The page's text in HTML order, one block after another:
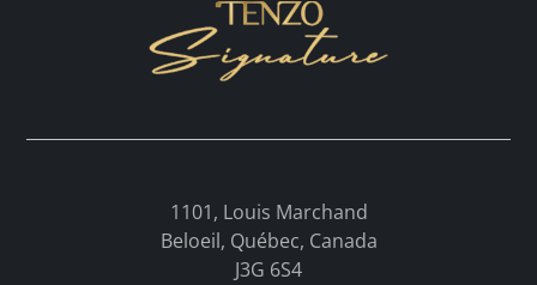
1101, Louis Marchand
Beloeil, Québec, Canada
J3G 6S4